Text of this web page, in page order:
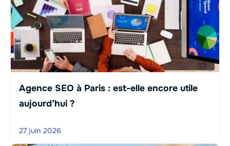
Agence SEO à Paris : est-elle encore utile
aujourd’hui ?
27 juin 2026